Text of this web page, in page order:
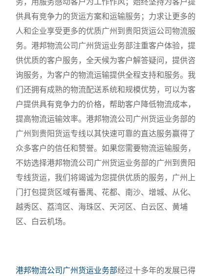
务，用服务感动客户为工作作风；始终坚持为客户提
供具有竞争力的货运方案和运输服务；力求让更多的
人和企业享受更多的优质广州到贵阳货运公司物流服
务。港邦物流公司广州货运业务部注重客户体验，提
供优质的客户服务，全天候为客户解答疑问，提供咨
询服务，为客户的物流运输提供全程支持和服务。我
们还拥有成熟的物流配送系统和规模优势，可以为客
户提供具有竞争力的价格，帮助客户降低物流成本，
提高物流运输效率。港邦物流公司广州货运业务部的
广州到贵阳货运专线以其快速可靠的直达服务赢得了
众多客户的信任和赞誉。如果您需要物流运输服务，
不妨选择港邦物流公司广州货运业务部的广州到贵阳
专线货运，我们将竭诚为您提供优质的服务，广州上
门打包提货区域有番禺、花都、南沙、增城、从化、
越秀区、荔湾区、海珠区、天河区、白云区、黄埔
区、白云机场。
港邦物流公司广州货运业务部经过十多年的发展已得